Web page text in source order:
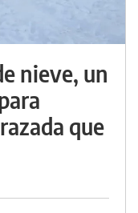
nieve, un
que